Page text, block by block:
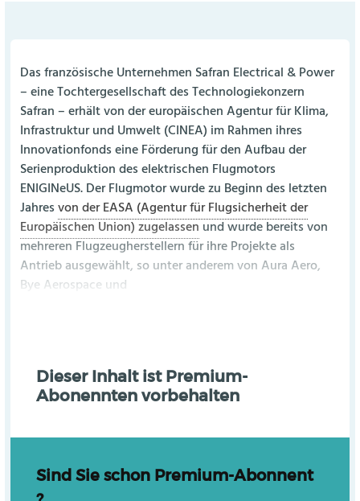
Das französische Unternehmen Safran Electrical & Power
– eine Tochtergesellschaft des Technologiekonzern
Safran – erhält von der europäischen Agentur für Klima,
Infrastruktur und Umwelt (CINEA) im Rahmen ihres
Innovationfonds eine Förderung für den Aufbau der
Serienproduktion des elektrischen Flugmotors
ENIGINeUS. Der Flugmotor wurde zu Beginn des letzten
Jahresvon der EASA (Agentur für Flugsicherheit der
Europäischen Union) zugelassen und wurde bereits von
mehreren Flugzeugherstellern für ihre Projekte als
Antrieb ausgewählt, so unter anderem von Aura Aero,
Bye Aerospace und
Dieser Inhalt ist Premium-
Abonennten vorbehalten
Sind Sie schon Premium-Abonnent